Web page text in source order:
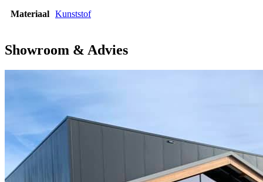
Materiaal Kunststof
Showroom & Advies